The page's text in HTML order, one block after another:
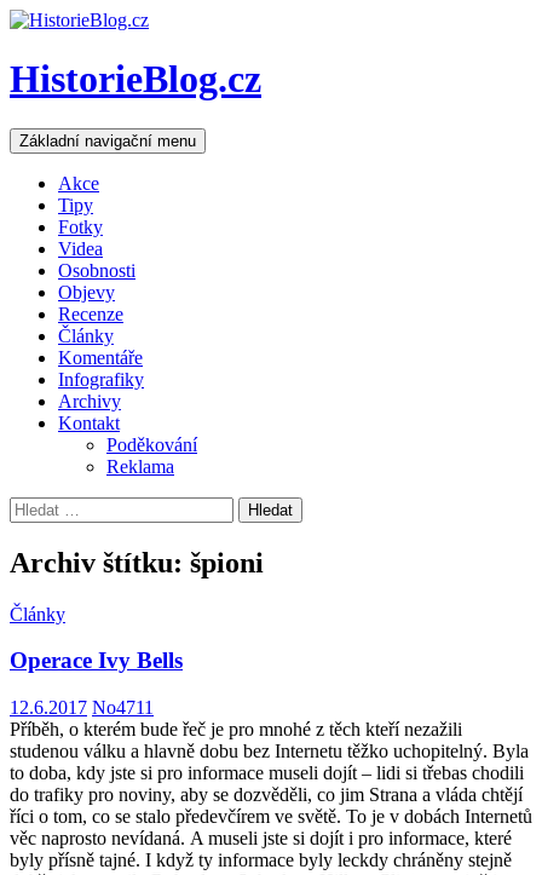
HistorieBlog.cz
Hledat
Základní navigační menu Přejít
k
Akce
Tipy
Fotky
Videa
Osobnosti
Objevy
Recenze
Články
Komentáře
Infografiky
Archivy
Kontakt
Poděkování
Reklama
Vyhledávání
Archiv štítku: špioni
Články
Operace Ivy Bells
12.6.2017 No4711
Příběh, o kterém bude řeč je pro mnohé z těch kteří nezažili
studenou válku a hlavně dobu bez Internetu těžko uchopitelný. Byla
to doba, kdy jste si pro informace museli dojít – lidi si třebas chodili
do trafiky pro noviny, aby se dozvěděli, co jim Strana a vláda chtějí
říci o tom, co se stalo předevčírem ve světě. To je v dobách Internetů
věc naprosto nevídaná. A museli jste si dojít i pro informace, které
byly přísně tajné. I když ty informace byly leckdy chráněny stejně